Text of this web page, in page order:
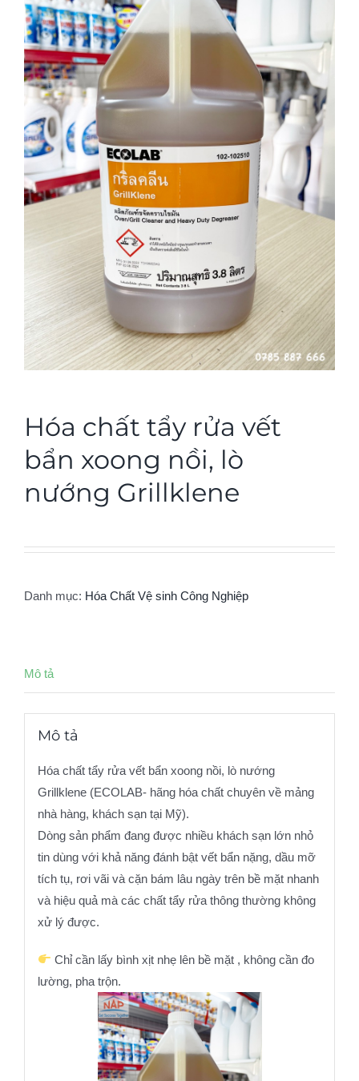
Hóa chất tẩy rửa vết
bẩn xoong nồi, lò
nướng Grillklene
Danh mục: Hóa Chất Vệ sinh Công Nghiệp
Mô tả
Mô tả
Hóa chất tẩy rửa vết bẩn xoong nồi, lò nướng
Grillklene (ECOLAB- hãng hóa chất chuyên về mảng
nhà hàng, khách sạn tại Mỹ).
Dòng sản phẩm đang được nhiều khách sạn lớn nhỏ
tin dùng với khả năng đánh bật vết bẩn nặng, dầu mỡ
tích tụ, rơi vãi và cặn bám lâu ngày trên bề mặt nhanh
và hiệu quả mà các chất tẩy rửa thông thường không
xử lý được.
Chỉ cần lấy bình xịt nhẹ lên bề mặt , không cần đo
lường, pha trộn.